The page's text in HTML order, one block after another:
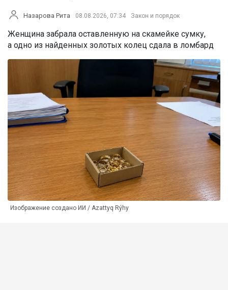
Назарова Рита 08.08.2026, 07:34 Закон и порядок
Женщина забрала оставленную на скамейке сумку,
а одно из найденных золотых колец сдала в ломбард
Изображение создано ИИ / Azattyq Rýhy